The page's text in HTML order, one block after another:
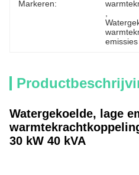
Markeren:
emissies
Watergekoelde, lage
30 kW 40 kVA